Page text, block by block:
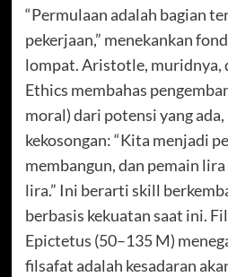
“Permulaan adalah bagian
pekerjaan,” menekankan
lompat. Aristotle, muridnya,
Ethics membahas
moral) dari potensi yang
kekosongan: “Kita menjadi
membangun, dan pemain
lira.” Ini berarti skill
berbasis kekuatan saat ini.
Epictetus (50–135 M)
filsafat adalah kesadaran